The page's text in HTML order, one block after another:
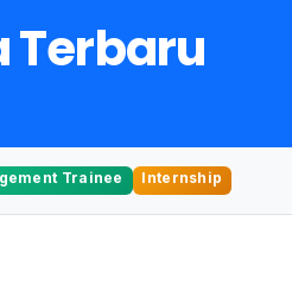
Terbaru
Trainee Internship